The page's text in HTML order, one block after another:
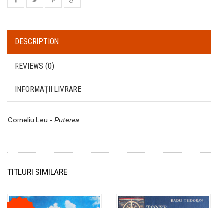
DESCRIPTION
REVIEWS (0)
INFORMAȚII LIVRARE
Corneliu Leu - Puterea.
TITLURI SIMILARE